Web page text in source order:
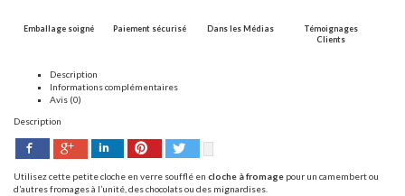
Emballage soigné Paiement sécurisé Dans les Médias
Témoignages
Clients
Description
Informations complémentaires
Avis (0)
Description
Facebook Google+ LinkedIn Pinterest
Utilisez cette petite cloche en verre soufflé en cloche à fromage pour un camembert ou
d’autres fromages à l’unité, des chocolats ou des mignardises.